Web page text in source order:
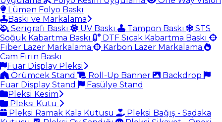
Lümen Folyo Baskı
Baskı ve Markalama
Serigrafi Baskı
UV Baskı Tampon Baskı
STS
Soğuk Kabartma Baskı
DTF Sıcak Kabartma Baskı
Fiber Lazer Markalama
Karbon Lazer Markalama
Cam Fırın Baskı
Fuar Display Pleksi
Örümcek Stand
Roll-Up Banner
Backdrop
Fuar Display Stand
Fasülye Stand
Pleksi Kesim
Pleksi Kutu
Pleksi Ramak Kala Kutusu
Pleksi Bağış - Sadaka